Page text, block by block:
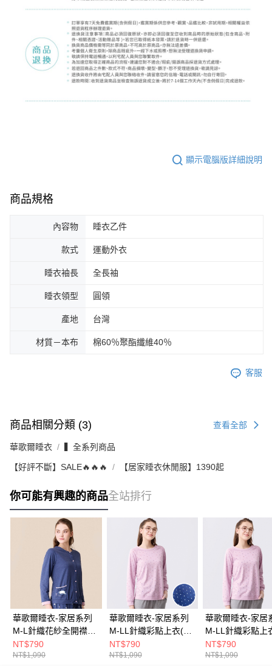
顯示電腦版詳細說明
商品規格
內容物 睡衣乙件
款式 運動外衣
睡衣袖長 全長袖
睡衣領型 圓領
產地 台灣
材質－本布 棉60％聚酯纖維40％
客服
商品相關分類 (3) 查看全部
華歌爾睡衣 ▍全系列商品
【好評不斷】SALE🔥🔥🔥 【居家睡衣休閒服】1390起
你可能有興趣的商品全站排行
華歌爾睡衣-家居系列
M-L針織花紗全開襟上
衣(藏青藍)
LWF40333BT
NT$790
NT$1,090
華歌爾睡衣-家居系列
M-LL針織彩點上衣(天
青藍) LWF40233BQ
NT$790
NT$1,090
華歌爾睡衣-家居
M-LL針織彩點上
瑚粉)
NT$790
NT$1,090